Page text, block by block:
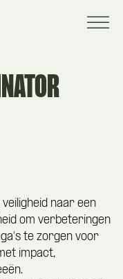
naar een
om verbeteringen
te zorgen voor
impact,